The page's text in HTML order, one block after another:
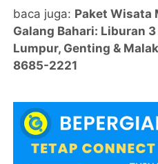
baca juga: Paket Wisata
Galang Bahari: Liburan
Lumpur, Genting &
8685-2221